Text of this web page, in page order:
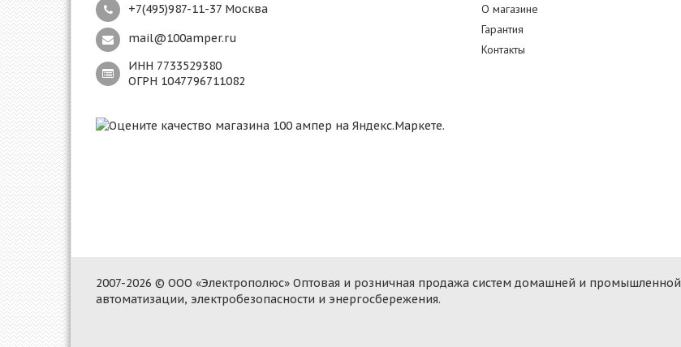
+7(495)987-11-37 Москва
mail@100amper.ru
ИНН 7733529380
ОГРН 1047796711082
О магазине
Гарантия
Контакты
2007-2026 © ООО «Электрополюс» Оптовая и розничная продажа систем домашней и промышленной
автоматизации, электробезопасности и энергосбережения.